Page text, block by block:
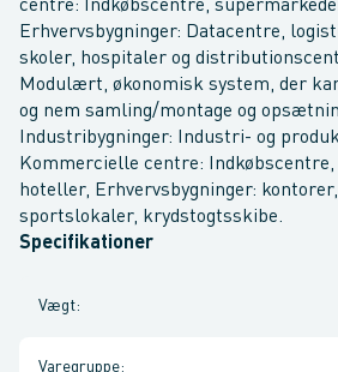
centre: Indkøbscentre,
Erhvervsbygninger: Datacentre,
skoler, hospitaler og
Modulært, økonomisk system, der
og nem samling/montage og
Industribygninger: Industri- og
Kommercielle centre:
hoteller, Erhvervsbygninger:
sportslokaler, krydstogtsskibe.
Specifikationer
Vægt:
Varegruppe: